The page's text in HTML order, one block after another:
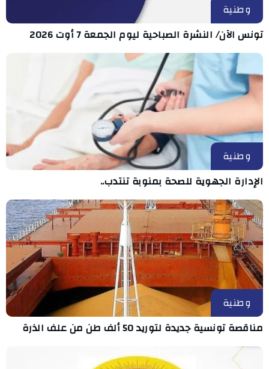
وطنية
تونس الآن/ النشرة الصباحية ليوم الجمعة 7 أوت 2026
وطنية
الإدارة الجهوية للصحة بمنوبة تنتدب..
وطنية
مناقصة تونسية جديدة لتوريد 50 ألف طن من علف الذرة